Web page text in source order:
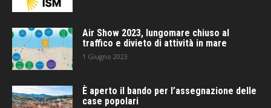
Air Show 2023, lungomare chiuso al
traffico e divieto di attività in mare
1 Giugno 2023
È aperto il bando per l’assegnazione delle
case popolari